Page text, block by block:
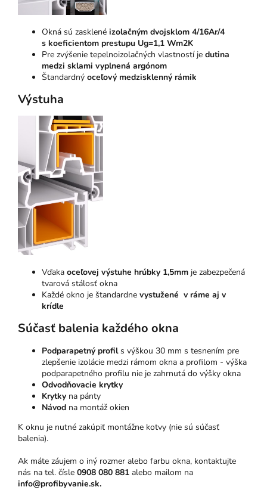
Okná sú zasklené izolačným dvojsklom 4/16Ar/4
s koeficientom prestupu Ug=1,1 Wm2K
Pre zvýšenie tepelnoizolačných vlastností je dutina
medzi sklami vyplnená argónom
Štandardný oceľový medzisklenný rámik
Výstuha
Vďaka oceľovej výstuhe hrúbky 1,5mm je zabezpečená
tvarová stálosť okna
Každé okno je štandardne vystužené v ráme aj v
krídle
Súčasť balenia každého okna
Podparapetný profils výškou 30 mm s tesnením pre
zlepšenie izolácie medzi rámom okna a profilom - výška
podparapetného profilu nie je zahrnutá do výšky okna
Odvodňovacie krytky
Krytky na pánty
Návod na montáž okien
K oknu je nutné zakúpiť montážne kotvy (nie sú súčasť
balenia).
Ak máte záujem o iný rozmer alebo farbu okna, kontaktujte
nás na tel. čísle 0908 080 881 alebo mailom na
info@profibyvanie.sk.